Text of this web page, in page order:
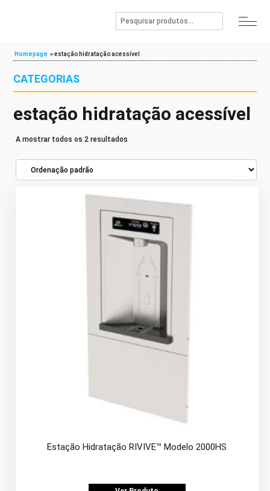
Homepage »estação hidratação acessível
CATEGORIAS
estação hidratação acessível
A mostrar todos os 2 resultados
Estação Hidratação RIVIVE™ Modelo 2000HS